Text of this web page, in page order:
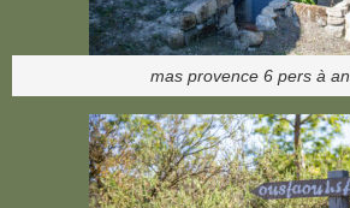
mas provence 6 pers à